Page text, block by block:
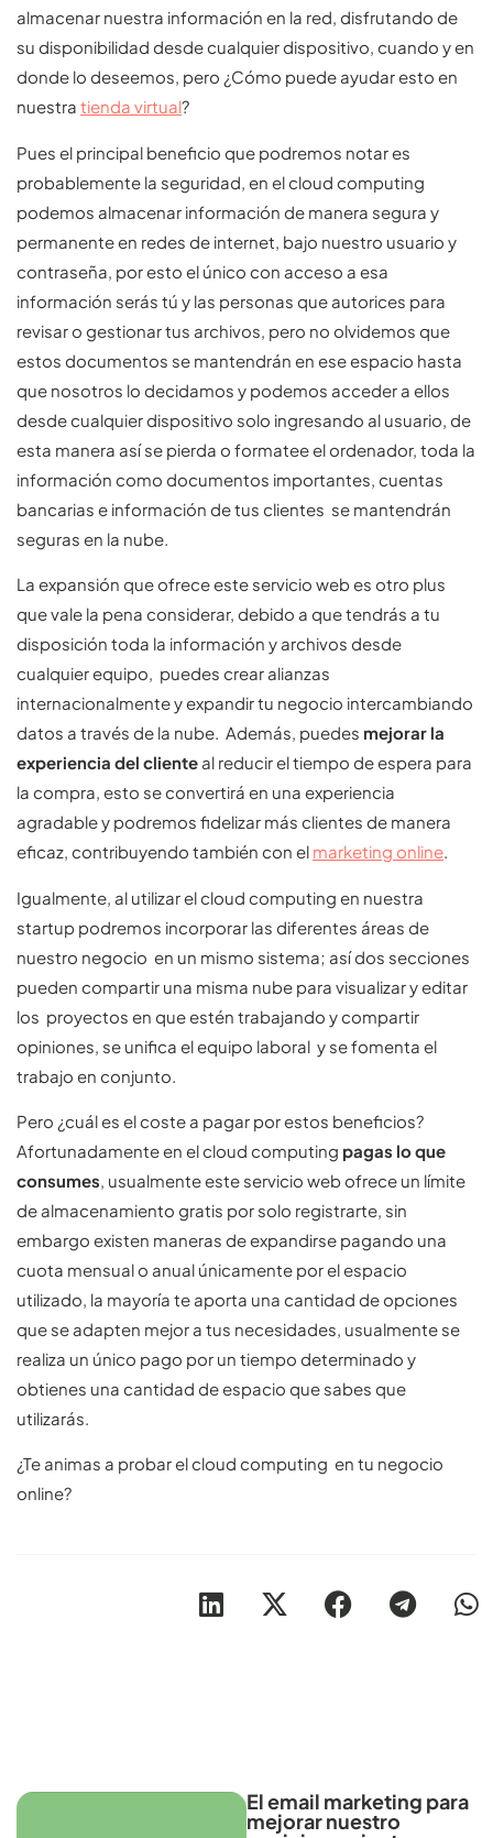
almacenar nuestra información en la red, disfrutando de
su disponibilidad desde cualquier dispositivo, cuando y en
donde lo deseemos, pero ¿Cómo puede ayudar esto en
nuestra tienda virtual?
Pues el principal beneficio que podremos notar es
probablemente la seguridad, en el cloud computing
podemos almacenar información de manera segura y
permanente en redes de internet, bajo nuestro usuario y
contraseña, por esto el único con acceso a esa
información serás tú y las personas que autorices para
revisar o gestionar tus archivos, pero no olvidemos que
estos documentos se mantendrán en ese espacio hasta
que nosotros lo decidamos y podemos acceder a ellos
desde cualquier dispositivo solo ingresando al usuario, de
esta manera así se pierda o formatee el ordenador, toda la
información como documentos importantes, cuentas
bancarias e información de tus clientes se mantendrán
seguras en la nube.
La expansión que ofrece este servicio web es otro plus
que vale la pena considerar, debido a que tendrás a tu
disposición toda la información y archivos desde
cualquier equipo, puedes crear alianzas
internacionalmente y expandir tu negocio intercambiando
datos a través de la nube. Además, puedes mejorar la
experiencia del cliente al reducir el tiempo de espera para
la compra, esto se convertirá en una experiencia
agradable y podremos fidelizar más clientes de manera
eficaz, contribuyendo también con el marketing online.
Igualmente, al utilizar el cloud computing en nuestra
startup podremos incorporar las diferentes áreas de
nuestro negocio en un mismo sistema; así dos secciones
pueden compartir una misma nube para visualizar y editar
los proyectos en que estén trabajando y compartir
opiniones, se unifica el equipo laboral y se fomenta el
trabajo en conjunto.
Pero ¿cuál es el coste a pagar por estos beneficios?
Afortunadamente en el cloud computing pagas lo que
consumes, usualmente este servicio web ofrece un límite
de almacenamiento gratis por solo registrarte, sin
embargo existen maneras de expandirse pagando una
cuota mensual o anual únicamente por el espacio
utilizado, la mayoría te aporta una cantidad de opciones
que se adapten mejor a tus necesidades, usualmente se
realiza un único pago por un tiempo determinado y
obtienes una cantidad de espacio que sabes que
utilizarás.
¿Te animas a probar el cloud computing en tu negocio
online?
El email marketing para
mejorar nuestro